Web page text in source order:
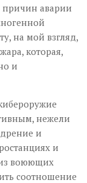
причин аварии
на мой взгляд,
которая,
и
нежели
и
и
из воюющих
соотношение